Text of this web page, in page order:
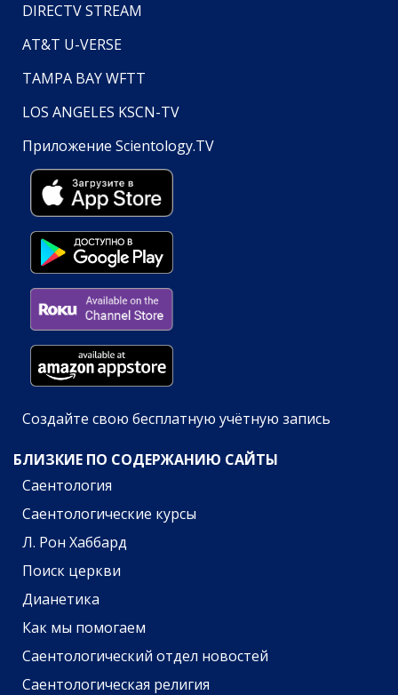
DIRECTV STREAM
AT&T U-VERSE
TAMPA BAY WFTT
LOS ANGELES KSCN-TV
Приложение Scientology.TV
Создайте свою бесплатную учётную запись
БЛИЗКИЕ ПО СОДЕРЖАНИЮ САЙТЫ
Саентология
Саентологические курсы
Л. Рон Хаббард
Поиск церкви
Дианетика
Как мы помогаем
Саентологический отдел новостей
Саентологическая религия